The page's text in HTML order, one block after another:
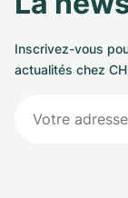
Inscrivez-vous
actualités chez